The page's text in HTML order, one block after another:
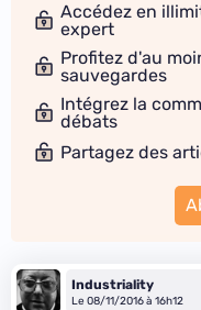
Accédez en
expert
Profitez d'au
sauvegardes
Intégrez la
débats
Partagez des
Industriality
Le 08/11/2016 à 16h12